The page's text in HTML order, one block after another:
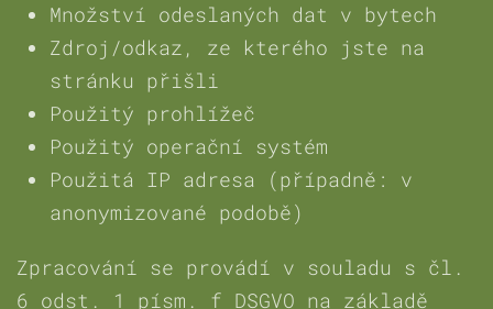
Množství odeslaných dat v bytech
Zdroj/odkaz, ze kterého jste na
stránku přišli
Použitý prohlížeč
Použitý operační systém
Použitá IP adresa (případně: v
anonymizované podobě)
Zpracování se provádí v souladu s čl.
6 odst. 1 písm. f DSGVO na základě